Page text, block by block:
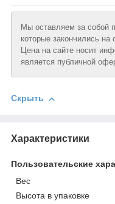
Мы оставляем за собой
которые закончились
Цена на сайте носит
является публичной
Скрыть
Характеристики
Пользовательские
Вeс
Высотa в упаковке